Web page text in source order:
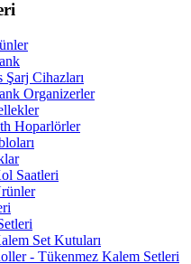
Şarj Cihazları
Organizerler
Hoparlörler
Saatleri
Set Kutuları
- Tükenmez Kalem Setleri